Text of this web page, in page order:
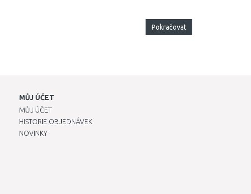
Pokračovat
MŮJ ÚČET
MŮJ ÚČET
HISTORIE OBJEDNÁVEK
NOVINKY